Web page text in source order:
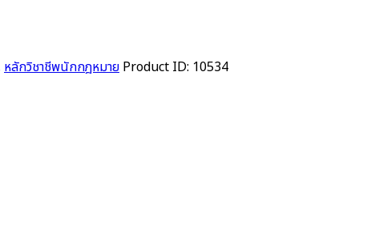
หลักวิชาชีพนักกฎหมาย Product ID: 10534